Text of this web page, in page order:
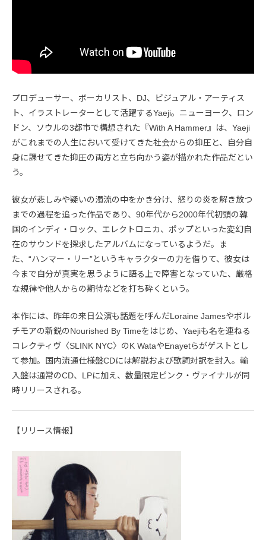
プロデューサー、ボーカリスト、DJ、ビジュアル・アーティス
ト、イラストレーターとして活躍するYaeji。ニューヨーク、ロン
ドン、ソウルの3都市で構想された『With A Hammer』は、Yaeji
がこれまでの人生において受けてきた社会からの抑圧と、自分自
身に課せてきた抑圧の両方と立ち向かう姿が描かれた作品だとい
う。
彼女が悲しみや疑いの濁流の中をかき分け、怒りの炎を解き放つ
までの過程を追った作品であり、90年代から2000年代初頭の韓
国のインディ・ロック、エレクトロニカ、ポップといった変幻自
在のサウンドを探求したアルバムになっているようだ。ま
た、“ハンマー・リー”というキャラクターの力を借りて、彼女は
今まで自分が真実を思うように語る上で障害となっていた、厳格
な規律や他人からの期待などを打ち砕くという。
本作には、昨年の来日公演も話題を呼んだLoraine Jamesやボル
チモアの新鋭のNourished By Timeをはじめ、Yaejiも名を連ねる
コレクティヴ〈SLINK NYC〉のK WataやEnayetらがゲストとし
て参加。国内流通仕様盤CDには解説および歌詞対訳を封入。輸
入盤は通常のCD、LPに加え、数量限定ピンク・ヴァイナルが同
時リリースされる。
【リリース情報】